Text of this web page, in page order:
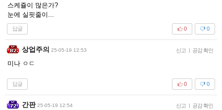
스케쥴이 많은가?
눈에 실핏줄이...
답글 0
0
상업주의 25-05-19 12:53 신고 | 공감 확인
미나 ㅇㄷ
답글 0
0
간판 25-05-19 12:54 신고 | 공감 확인